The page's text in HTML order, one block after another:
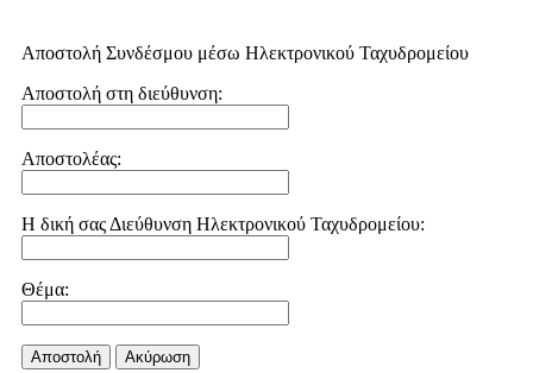
Αποστολή Συνδέσμου μέσω Ηλεκτρονικού Ταχυδρομείου
Αποστολή στη διεύθυνση:
Αποστολέας:
Η δική σας Διεύθυνση Ηλεκτρονικού Ταχυδρομείου:
Θέμα:
Αποστολή Aκύρωση